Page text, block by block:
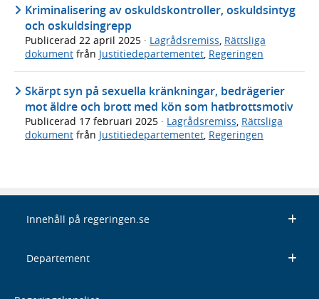
Kriminalisering av oskuldskontroller, oskuldsintyg
och oskuldsingrepp
Publicerad 22 april 2025 · Lagrådsremiss, Rättsliga
dokument från Justitiedepartementet, Regeringen
Skärpt syn på sexuella kränkningar, bedrägerier
mot äldre och brott med kön som hatbrottsmotiv
Publicerad 17 februari 2025 · Lagrådsremiss Rättsliga
dokument från Justitiedepartementet Regeringen
Innehåll på regeringen.se
Departement